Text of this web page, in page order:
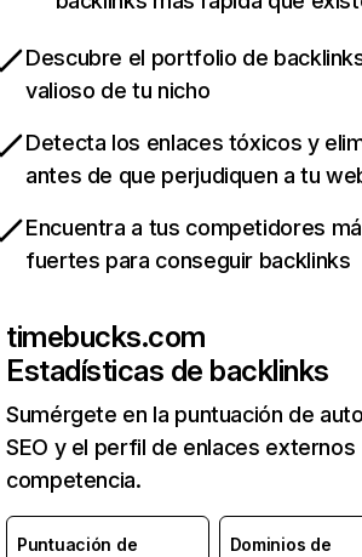
Descubre el portfolio de
valioso de tu nicho
Detecta los enlaces tóxicos y
antes de que perjudiquen a tu
Encuentra a tus competidores
fuertes para conseguir backlinks
timebucks.com
Estadísticas de backlinks
Sumérgete en la puntuación de
SEO y el perfil de enlaces externos
competencia.
Puntuación de
Dominios de